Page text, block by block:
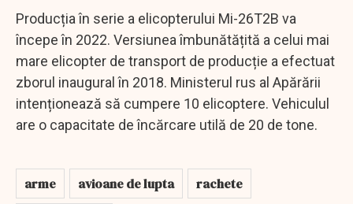
Producția în serie a elicopterului Mi-26T2B va
începe în 2022. Versiunea îmbunătățită a celui mai
mare elicopter de transport de producție a efectuat
zborul inaugural în 2018. Ministerul rus al Apărării
intenționează să cumpere 10 elicoptere. Vehiculul
are o capacitate de încărcare utilă de 20 de tone.
arme avioane de lupta
rachete